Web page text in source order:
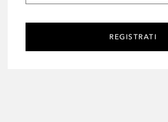
REGISTRATI